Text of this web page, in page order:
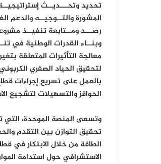
المشورة والتــوجيــه والدعم
رصـــد ومــتابعة تنفيــذ
وبنــاء القدرات الوطنية في
معالجة التأثيرات المتعلقة
بالعمل على تسريع إجراءات
الحوافز والتسهيلات لتشجيع
وتسعى المنصة الموحدة، التي
الاستشرافي حول استدامة